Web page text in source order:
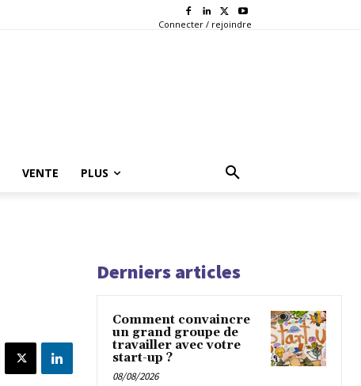
Connecter / rejoindre
VENTE PLUS
Derniers articles
Comment convaincre
un grand groupe de
travailler avec votre
start-up ?
08/08/2026